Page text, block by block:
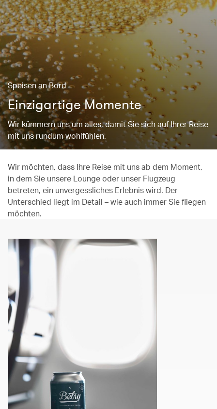
Speisen an Bord
Einzigartige Momente
Wir kümmern uns um alles, damit Sie sich auf Ihrer Reise
mit uns rundum wohlfühlen.
Wir möchten, dass Ihre Reise mit uns ab dem Moment,
in dem Sie unsere Lounge oder unser Flugzeug
betreten, ein unvergessliches Erlebnis wird. Der
Unterschied liegt im Detail – wie auch immer Sie fliegen
möchten.